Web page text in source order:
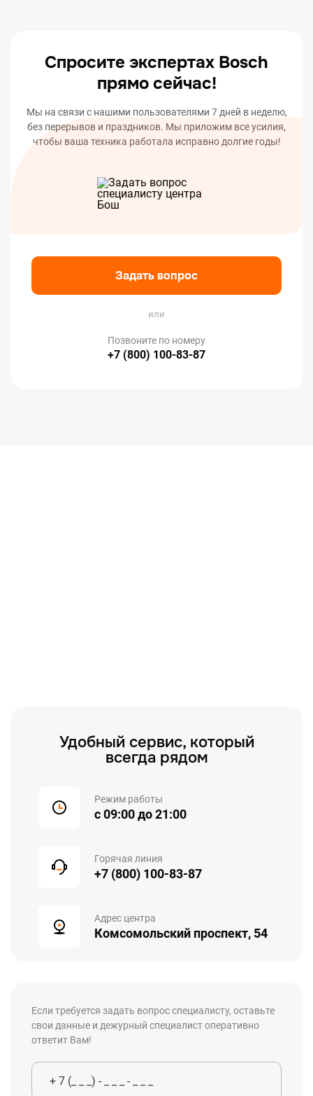
Спросите экспертах Bosch
прямо сейчас!
Мы на связи с нашими пользователями 7 дней в неделю,
без перерывов и праздников. Мы приложим все усилия,
чтобы ваша техника работала исправно долгие годы!
Задать вопрос
или
Позвоните по номеру
+7 (800) 100-83-87
Удобный сервис, который
всегда рядом
Режим работы
с 09:00 до 21:00
Горячая линия
+7 (800) 100-83-87
Адрес центра
Комсомольский проспект, 54
Если требуется задать вопрос специалисту, оставьте
свои данные и дежурный специалист оперативно
ответит Вам!